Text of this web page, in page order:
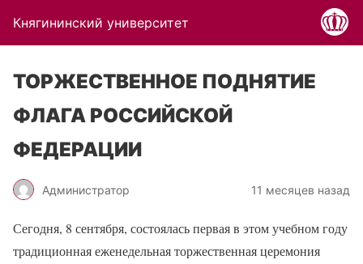
Княгининский университет
ТОРЖЕСТВЕННОЕ ПОДНЯТИЕ
ФЛАГА РОССИЙСКОЙ
ФЕДЕРАЦИИ
Администратор 11 месяцев назад
Сегодня, 8 сентября, состоялась первая в этом учебном году
традиционная еженедельная торжественная церемония